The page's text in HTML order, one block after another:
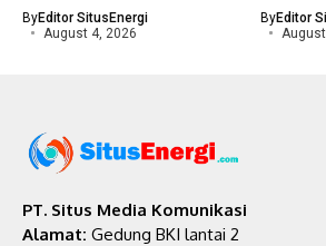
ByEditor SitusEnergi
August 4, 2026
ByEditor
PT. Situs Media Komunikasi
Alamat: Gedung BKI lantai 2